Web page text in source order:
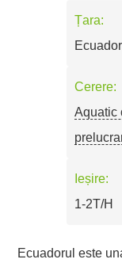
Țara:
Ecuador
Cerere:
Aquatic
Ieșire:
1-2T/H
Ecuadorul este